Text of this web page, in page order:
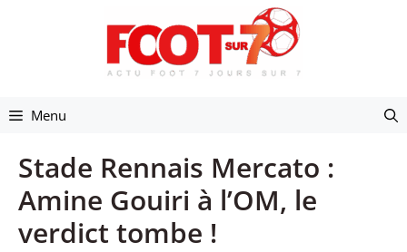
Menu
Stade Rennais Mercato :
Amine Gouiri à l’OM, le
verdict tombe !